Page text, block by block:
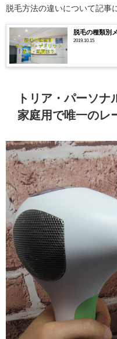
脱毛方法の違いについて記事
脱毛の種類別
2019.10.15
トリア・パーソ
家庭用で唯一のレ